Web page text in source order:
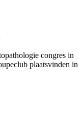
congres in
plaatsvinden in